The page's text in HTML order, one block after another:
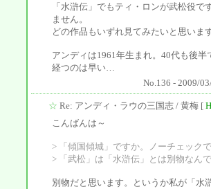
「水滸伝」でもティ・ロンが武松役で
ません。
どの作品もいずれ見てみたいと思います
アンディは1961年生まれ。40代も後半
経つのは早い…
No.136 - 2009/
☆ Re: アンディ・ラウの三国志 / 黄梅 [
こんばんは～
> 「傾国傾城」ですか。ノーチェック
> 「武松」は「水滸伝」とは別物なん
別物だと思います。というか私が「水